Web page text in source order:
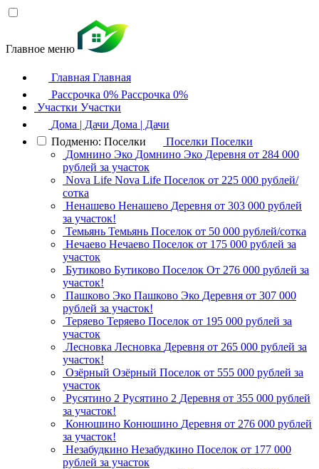
Главное меню
Главная Главная
Рассрочка 0% Рассрочка 0%
Участки Участки
Дома | Дачи Дома | Дачи
Подменю: Поселки
Поселки Поселки
Домнино Эко Домнино Эко Деревня от 284 000
рублей за участок
Nova Life Nova Life Поселок от 225 000 рублей/
сотка
Ненашево Ненашево Деревня от 303 000 рублей
за участок!
Темьянь Темьянь Поселок от 50 000 рублей/сотка
Нечаево Нечаево Поселок от 175 000 рублей за
участок
Бутиково Бутиково Поселок От 276 000 рублей за
участок!
Пашково Эко Пашково Эко Деревня от 307 000
рублей за участок!
Теряево Теряево Поселок от 195 000 рублей за
участок
Лесновка Лесновка Деревня от 265 000 рублей за
участок!
Озёрный Озёрный Поселок от 555 000 рублей за
участок
Русятино 2 Русятино 2 Деревня от 355 000 рублей
за участок!
Конюшино Конюшино Деревня от 276 000 рублей
за участок!
Незабудкино Незабудкино Поселок от 177 000
рублей за участок